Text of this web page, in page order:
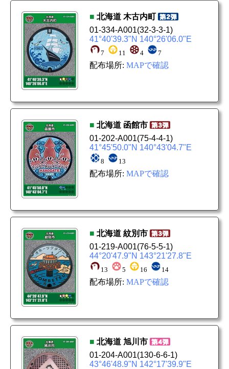
■ 北海道 木古内町
01-334-A001(32-3-3-1)
41°40'39.3"N 140°26'06.0"E
7 11 4 7
配布場所: MAPで確認
■ 北海道 函館市
01-202-A001(75-4-4-1)
41°45'50.0"N 140°43'04.7"E
8 13
配布場所: MAPで確認
■ 北海道 紋別市
01-219-A001(76-5-5-1)
44°20'47.9"N 143°21'27.8"E
13 5 16 14
配布場所: MAPで確認
■ 北海道 旭川市
01-204-A001(130-6-6-1)
43°46'48.9"N 142°17'39.9"E